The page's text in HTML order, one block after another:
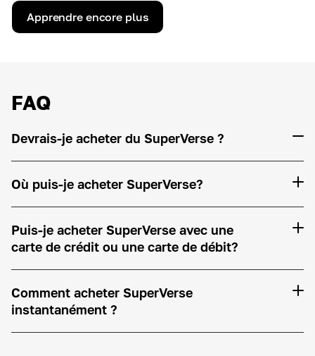
Apprendre encore plus
FAQ
Devrais-je acheter du SuperVerse ?
Où puis-je acheter SuperVerse?
Puis-je acheter SuperVerse avec une
carte de crédit ou une carte de débit?
Comment acheter SuperVerse
instantanément ?